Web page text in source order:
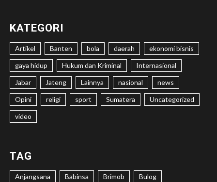
KATEGORI
Artikel Banten bola daerah ekonomi bisnis
gaya hidup Hukum dan Kriminal Internasional
Jabar Jateng Lainnya nasional news
Opini religi sport Sumatera Uncategorized
video
TAG
Anjangsana Babinsa Brimob Bulog